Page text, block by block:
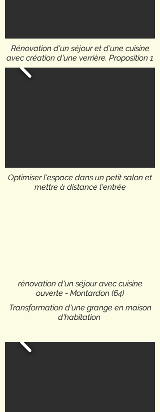
Rénovation d'un séjour et d'une cuisine
avec création d'une verrière. Proposition 1
Optimiser l'espace dans un petit salon et
mettre à distance l'entrée
rénovation d'un séjour avec cuisine
ouverte - Montardon (64)
Transformation d'une grange en maison
d'habitation